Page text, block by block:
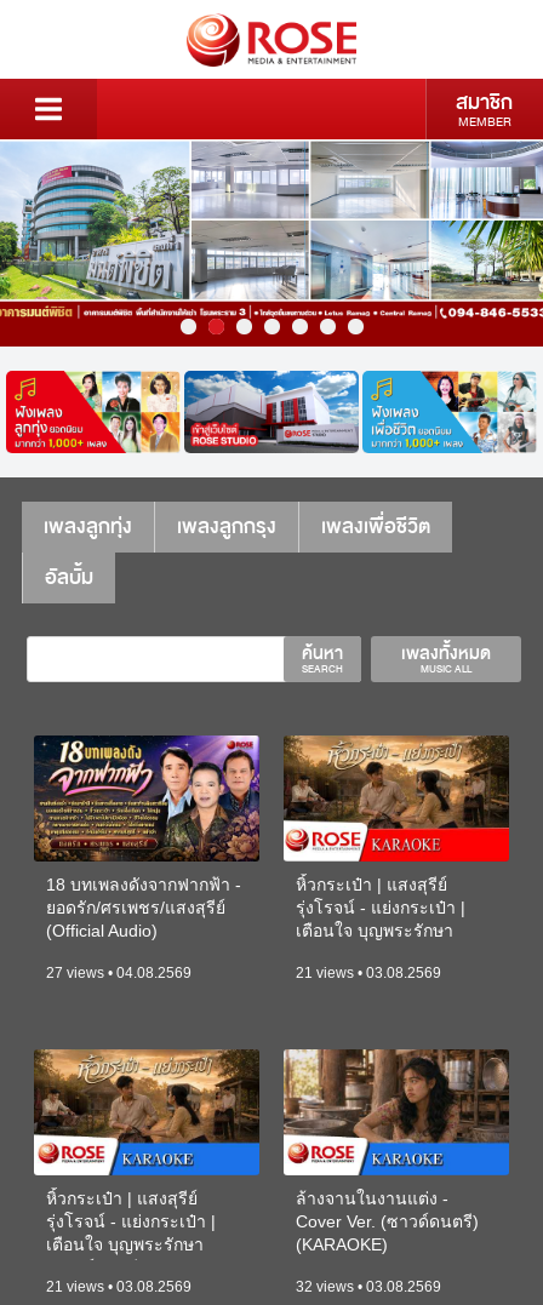
สมาชิก
MEMBER
เพลงลูกทุ่ง เพลงลูกกรุง
เพลงเพื่อชีวิต
อัลบั้ม
เพลงทั้งหมด
MUSIC ALL
ค้นหา
SEARCH
18 บทเพลงดังจากฟากฟ้า -
ยอดรัก/ศรเพชร/แสงสุรีย์
(Official Audio)
27 views • 04.08.2569
หิ้วกระเป๋า | แสงสุรีย์
รุ่งโรจน์ - แย่งกระเป๋า |
เตือนใจ บุญพระรักษา
21 views • 03.08.2569
หิ้วกระเป๋า | แสงสุรีย์
รุ่งโรจน์ - แย่งกระเป๋า |
เตือนใจ บุญพระรักษา
21 views • 03.08.2569
ล้างจานในงานแต่ง -
Cover Ver. (ซาวด์ดนตรี)
(KARAOKE)
32 views • 03.08.2569